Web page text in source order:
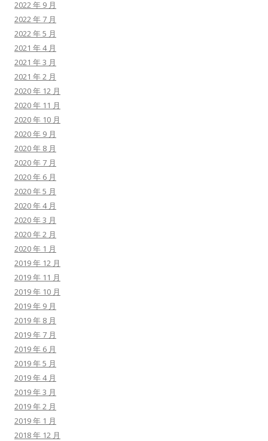
2022 年 9 月
2022 年 7 月
2022 年 5 月
2021 年 4 月
2021 年 3 月
2021 年 2 月
2020 年 12 月
2020 年 11 月
2020 年 10 月
2020 年 9 月
2020 年 8 月
2020 年 7 月
2020 年 6 月
2020 年 5 月
2020 年 4 月
2020 年 3 月
2020 年 2 月
2020 年 1 月
2019 年 12 月
2019 年 11 月
2019 年 10 月
2019 年 9 月
2019 年 8 月
2019 年 7 月
2019 年 6 月
2019 年 5 月
2019 年 4 月
2019 年 3 月
2019 年 2 月
2019 年 1 月
2018 年 12 月